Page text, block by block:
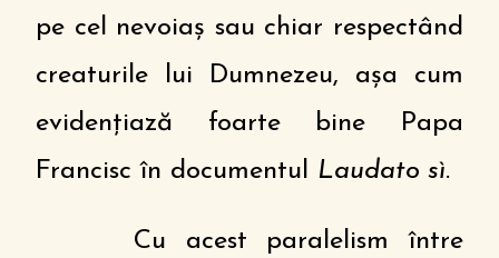
pe cel nevoiaș sau chiar respectând
creaturile lui Dumnezeu, așa cum
evidențiază foarte bine Papa
Francisc în documentul Laudato sì.
Cu acest paralelism între